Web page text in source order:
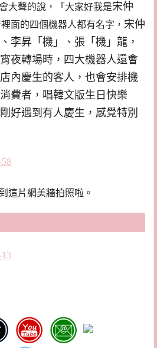
大聲的說，「大家好我是宋仲
面的四個機器人都有名字， 宋仲
李昇「機」、張「機」龍，
夜轉場時，四大機器人還會
內慶生的客人，也會安排機
費者，唱韓文版生日快樂
好遇到有人慶生，感覺特別
這片網美牆拍照啦。